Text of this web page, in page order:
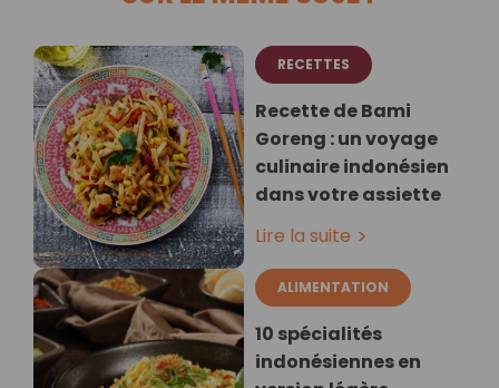
RECETTES
Recette de Bami
Goreng : un voyage
culinaire indonésien
dans votre assiette
Lire la suite
ALIMENTATION
10 spécialités
indonésiennes en